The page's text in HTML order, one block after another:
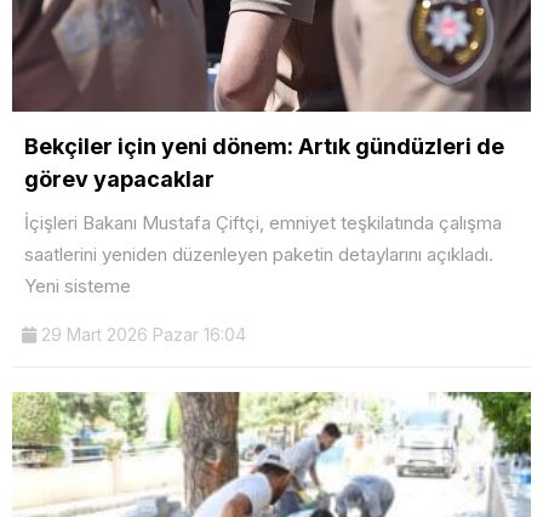
Bekçiler için yeni dönem: Artık gündüzleri de
görev yapacaklar
İçişleri Bakanı Mustafa Çiftçi, emniyet teşkilatında çalışma
saatlerini yeniden düzenleyen paketin detaylarını açıkladı.
Yeni sisteme
29 Mart 2026 Pazar 16:04